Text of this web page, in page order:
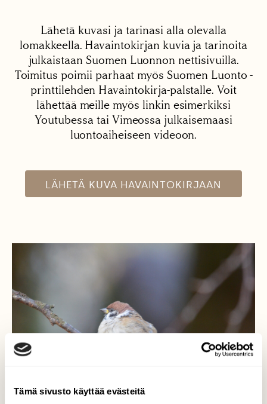
Tämä sivusto käyttää evästeitä
Lähetä kuvasi ja tarinasi alla olevalla
lomakkeella. Havaintokirjan kuvia ja tarinoita
julkaistaan Suomen Luonnon nettisivuilla.
Toimitus poimii parhaat myös Suomen Luonto -
printtilehden Havaintokirja-palstalle. Voit
lähettää meille myös linkin esimerkiksi
Youtubessa tai Vimeossa julkaisemaasi
luontoaiheiseen videoon.
LÄHETÄ KUVA HAVAINTOKIRJAAN